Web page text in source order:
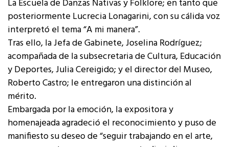
La Escuela de Danzas Nativas y Folklore; en tanto que
posteriormente Lucrecia Lonagarini, con su cálida voz
interpretó el tema “A mi manera”.
Tras ello, la Jefa de Gabinete, Joselina Rodríguez;
acompañada de la subsecretaria de Cultura, Educación
y Deportes, Julia Cereigido; y el director del Museo,
Roberto Castro; le entregaron una distinción al
mérito.
Embargada por la emoción, la expositora y
homenajeada agradeció el reconocimiento y puso de
manifiesto su deseo de “seguir trabajando en el arte,